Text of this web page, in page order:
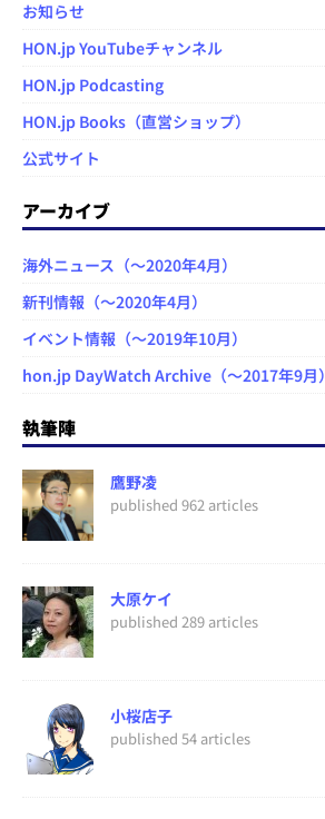
お知らせ
HON.jp YouTubeチャンネル
HON.jp Podcasting
HON.jp Books（直営ショップ）
公式サイト
アーカイブ
海外ニュース（～2020年4月）
新刊情報（～2020年4月）
イベント情報（～2019年10月）
hon.jp DayWatch Archive（～2017年9月）
執筆陣
鷹野凌
published 962 articles
大原ケイ
published 289 articles
小桜店子
published 54 articles